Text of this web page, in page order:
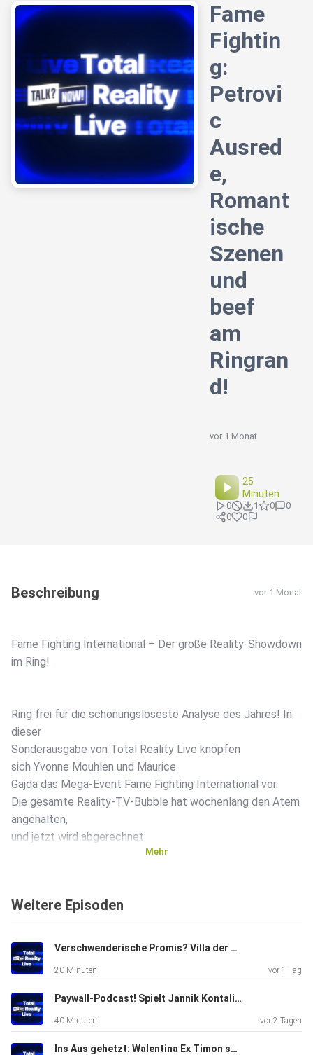
Fame
Fightin
g:
Petrovi
c
Ausred
e,
Romant
ische
Szenen
und
beef
am
Ringran
d!
vor 1 Monat
25
Minuten
0 1 0
0
0
0
Beschreibung vor 1 Monat
Fame Fighting International – Der große Reality-Showdown
im Ring!
Ring frei für die schonungsloseste Analyse des Jahres! In
dieser
Sonderausgabe von Total Reality Live knöpfen
sich Yvonne Mouhlen und Maurice
Gajda das Mega-Event Fame Fighting International vor.
Die gesamte Reality-TV-Bubble hat wochenlang den Atem
angehalten,
und jetzt wird abgerechnet.
gerichtet
sich im Ring geschlagen hat, was es mit seiner angeblichen
Verletzung auf sich hat und ob er dem immensen Druck
standhalten
konnte. Doch wer Fame Fighting kennt, weiß, dass die
echten
Mehr
Weitere Episoden
Verschwenderische Promis? Villa der Versuchung 2026 Cast geranked!
20 Minuten vor 1 Tag
Paywall-Podcast! Spielt Jannik Kontalis mit "Outing" fahrlässig herum?
40 Minuten vor 2 Tagen
Ins Aus gehetzt: Walentina Ex Timon schießt übers Ziel hinas!